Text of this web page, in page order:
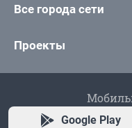
Все города сети
Проекты
Google Play